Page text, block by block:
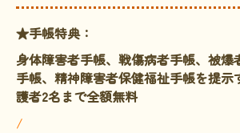
★手帳特典：
身体障害者手帳、戦傷病者手帳、被爆
手帳、精神障害者保健福祉手帳を提示
護者2名まで全額無料
/